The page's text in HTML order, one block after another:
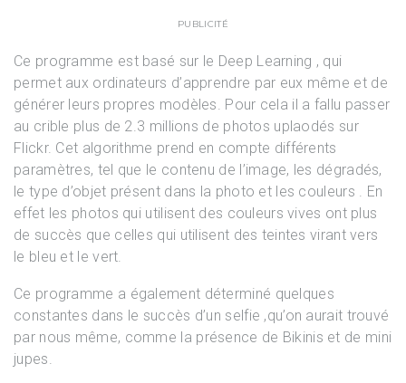
PUBLICITÉ
Ce programme est basé sur le Deep Learning , qui
permet aux ordinateurs d’apprendre par eux même et de
générer leurs propres modèles. Pour cela il a fallu passer
au crible plus de 2.3 millions de photos uplaodés sur
Flickr. Cet algorithme prend en compte différents
paramètres, tel que le contenu de l’image, les dégradés,
le type d’objet présent dans la photo et les couleurs . En
effet les photos qui utilisent des couleurs vives ont plus
de succès que celles qui utilisent des teintes virant vers
le bleu et le vert.
Ce programme a également déterminé quelques
constantes dans le succès d’un selfie ,qu’on aurait trouvé
par nous même, comme la présence de Bikinis et de mini
jupes.